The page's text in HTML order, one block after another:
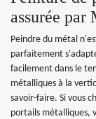
assurée
Peindre du métal
parfaitement
facilement dans le
métalliques à la
savoir-faire. Si vous
portails métalliques,